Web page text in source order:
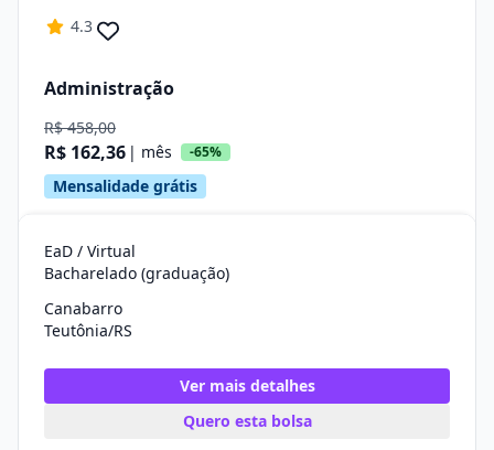
4.3
Administração
R$ 458,00
R$ 162,36 | mês -65%
Mensalidade grátis
EaD / Virtual
Bacharelado (graduação)
Canabarro
Teutônia/RS
Ver mais detalhes
Quero esta bolsa